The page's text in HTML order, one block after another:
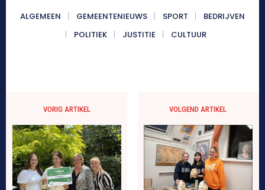
ALGEMEEN GEMEENTENIEUWS SPORT
BEDRIJVEN
POLITIEK
JUSTITIE CULTUUR
VORIG ARTIKEL VOLGEND ARTIKEL